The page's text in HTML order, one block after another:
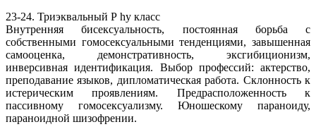
23-24. Триэквальный Р hy класс
Внутренняя бисексуальность, постоянная борьба с
собственными гомосексуальными тенденциями, завышенная
самооценка, демонстративность, эксгибиционизм,
инверсивная идентификация. Выбор профессий: актерство,
преподавание языков, дипломатическая работа. Склонность к
истерическим проявлениям. Предрасположенность к
пассивному гомосексуализму. Юношескому параноиду,
параноидной шизофрении.